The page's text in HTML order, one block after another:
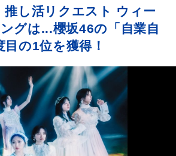
推し活リクエスト ウィー
グは...櫻坂46の「自業自
の1位を獲得！